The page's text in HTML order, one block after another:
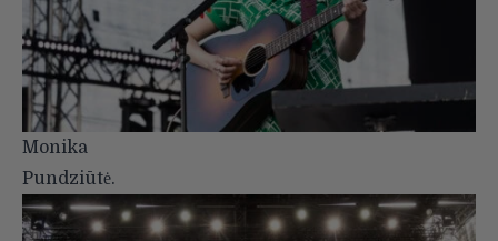
Monika
Pundziūtė.